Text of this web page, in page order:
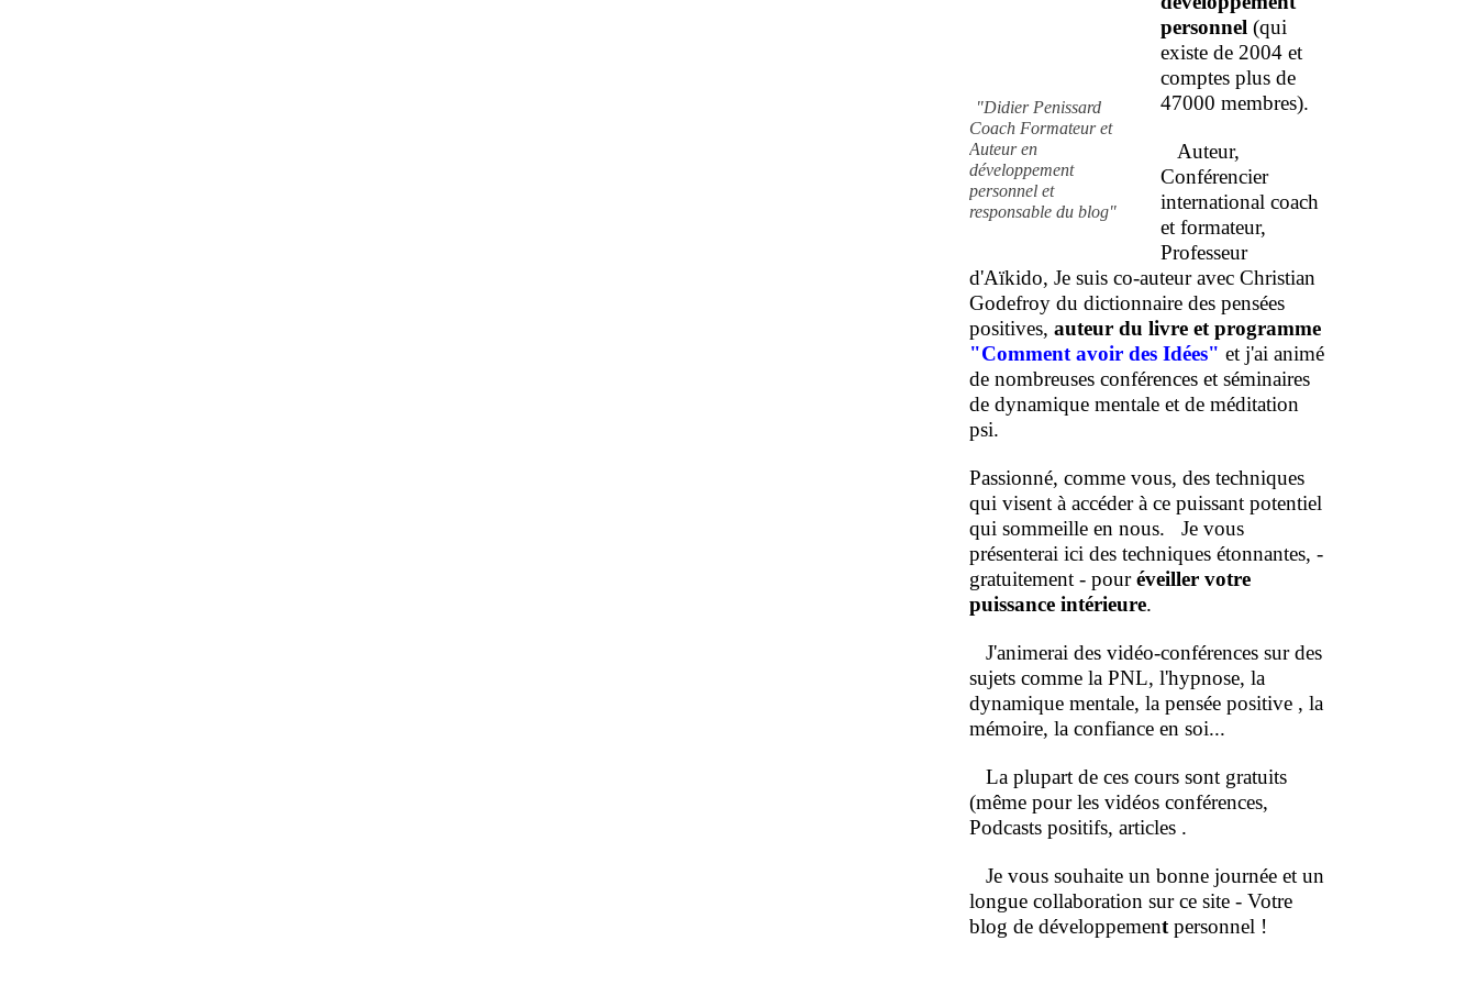
"Didier Penissard
Coach Formateur et
Auteur en
développement
personnel et
responsable du blog"
personnel (qui
existe de 2004 et
comptes plus de
47000 membres).
Auteur,
Conférencier
international coach
et formateur,
Professeur
d'Aïkido, Je suis co-auteur avec Christian
Godefroy du dictionnaire des pensées
positives, auteur du livre et programme
"Comment avoir des Idées" et j'ai animé
de nombreuses conférences et séminaires
de dynamique mentale et de méditation
psi.
Passionné, comme vous, des techniques
qui visent à accéder à ce puissant potentiel
qui sommeille en nous. Je vous
présenterai ici des techniques étonnantes, -
gratuitement - pouréveiller votre
puissance intérieure.
J'animerai des vidéo-conférences sur des
sujets comme la PNL, l'hypnose, la
dynamique mentale, la pensée positive , la
mémoire, la confiance en soi...
La plupart de ces cours sont gratuits
(même pour les vidéos conférences,
Podcasts positifs, articles .
Je vous souhaite un bonne journée et un
longue collaboration sur ce site - Votre
blog de développement personnel !